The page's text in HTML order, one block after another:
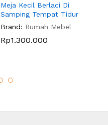
Meja Kecil Berlaci Di
Samping Tempat Tidur
Brand: Rumah Mebel
Rp1.300.000